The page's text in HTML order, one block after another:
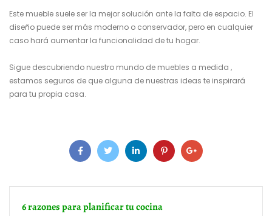
Este mueble suele ser la mejor solución ante la falta de espacio. El
diseño puede ser más moderno o conservador, pero en cualquier
caso hará aumentar la funcionalidad de tu hogar.
Sigue descubriendo nuestro mundo de muebles a medida ,
estamos seguros de que alguna de nuestras ideas te inspirará
para tu propia casa.
6 razones para planificar tu cocina